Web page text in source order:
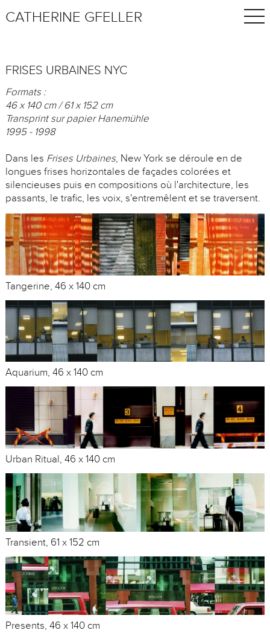
CATHERINE GFELLER
FRISES URBAINES NYC
Formats :
46 x 140 cm / 61 x 152 cm
Transprint sur papier Hanemühle
1995 - 1998
Dans les Frises Urbaines, New York se déroule en de
longues frises horizontales de façades colorées et
silencieuses puis en compositions où l'architecture, les
passants, le trafic, les voix, s'entremêlent et se traversent.
Tangerine, 46 x 140 cm
Aquarium, 46 x 140 cm
Urban Ritual, 46 x 140 cm
Transient, 61 x 152 cm
Presents, 46 x 140 cm